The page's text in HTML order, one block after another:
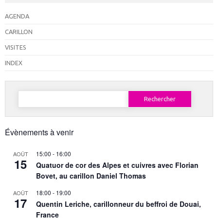
AGENDA
CARILLON
VISITES
INDEX
Rechercher :
Évènements à venir
AOÛT
15
15:00 - 16:00
Quatuor de cor des Alpes et cuivres avec Florian
Bovet, au carillon Daniel Thomas
AOÛT
17
18:00 - 19:00
Quentin Leriche, carillonneur du beffroi de Douai,
France